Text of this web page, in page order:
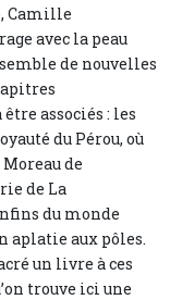
Camille
avec la peau
de nouvelles
associés : les
du Pérou, où
de
de La
du monde
aplatie aux pôles.
un livre à ces
trouve ici une